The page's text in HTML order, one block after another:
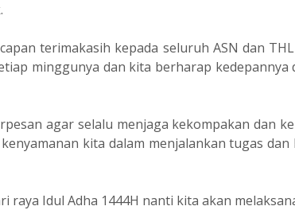
terimakasih kepada seluruh ASN dan
minggunya dan kita berharap kedepannya
agar selalu menjaga kekompakan dan
kita dalam menjalankan tugas dan
raya Idul Adha 1444H nanti kita akan